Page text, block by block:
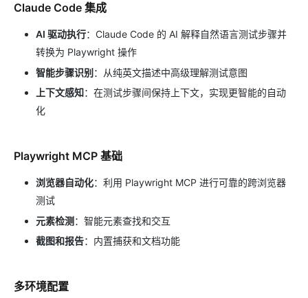
Claude Code 集成
AI 驱动执行：Claude Code 的 AI 解释自然语言测试步骤并
转换为 Playwright 操作
智能步骤识别 ：从纯英文描述中高级理解测试意图
上下文感知：在测试步骤间保持上下文，实现更智能的自动
化
Playwright MCP 基础
浏览器自动化：利用 Playwright MCP 进行可靠的跨浏览器
测试
元素检测 ：智能元素查找和交互
截图和报告：内置捕获和文档功能
多环境配置